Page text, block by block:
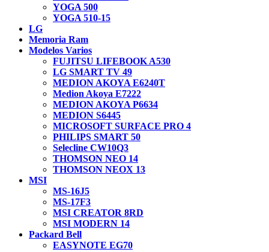
YOGA 500
YOGA 510-15
LG
Memoria Ram
Modelos Varios
FUJITSU LIFEBOOK A530
LG SMART TV 49
MEDION AKOYA E6240T
Medion Akoya E7222
MEDION AKOYA P6634
MEDION S6445
MICROSOFT SURFACE PRO 4
PHILIPS SMART 50
Selecline CW10Q3
THOMSON NEO 14
THOMSON NEOX 13
MSI
MS-16J5
MS-17F3
MSI CREATOR 8RD
MSI MODERN 14
Packard Bell
EASYNOTE EG70